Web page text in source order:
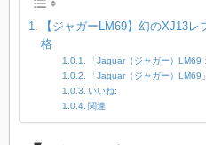
【ジャガーLM69】幻のXJ13
格
「Jaguar（ジャガー）LM69
「Jaguar（ジャガー）LM69
いいね:
関連